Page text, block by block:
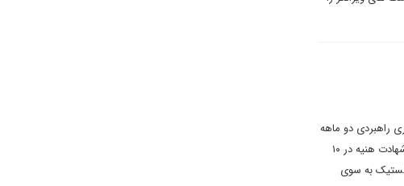
راهبردی دو ماهه
برای پاسخ به عملیات ترور اسماعیل هنیه در ایران را سبب شد تا اینکه سرانجام در ۱۰ مهر یعنی دو ماه بعد از شهادت هنیه در ۱۰
در یک عملیات موشکی بزرگ توانست ۲۰۰ موشک بالستیک به سوی